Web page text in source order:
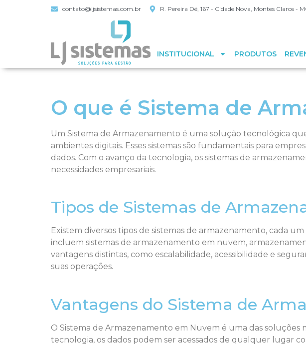
contato@ljsistemas.com.br R. Pereira Dé, 167 - Cidade Nova, Montes Claros -
INSTITUCIONAL PRODUTOS
O que é Sistema de
Um Sistema de Armazenamento é uma solução tecnológica
ambientes digitais. Esses sistemas são fundamentais para
dados. Com o avanço da tecnologia, os sistemas de
necessidades empresariais.
Tipos de Sistemas de
Existem diversos tipos de sistemas de armazenamento, cada
incluem sistemas de armazenamento em nuvem,
vantagens distintas, como escalabilidade, acessibilidade e
suas operações.
Vantagens do Sistema de
O Sistema de Armazenamento em Nuvem é uma das soluções
tecnologia, os dados podem ser acessados de qualquer lugar